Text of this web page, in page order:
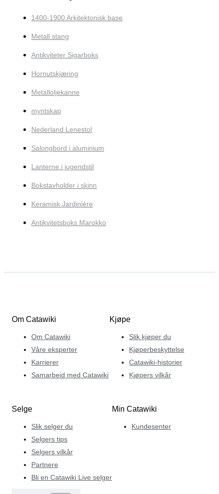
1400-1900 Arkitektonisk base
Metall stang
Antikviteter Sigarboks
Hornutskjæring
Metalloljekanne
myntskap
Nederland Lenestol
Salongbord i aluminium
Lanterne i jugendstil
Bokstavholder i skinn
Keramisk Jardinière
Antikvitetsboks Marokko
Om Catawiki
Om Catawiki
Våre eksperter
Karrierer
Samarbeid med Catawiki
Kjøpe
Slik kjøper du
Kjøperbeskyttelse
Catawiki-historier
Kjøpers vilkår
Selge
Slik selger du
Selgers tips
Selgers vilkår
Partnere
Bli en Catawiki Live selger
Min Catawiki
Kundesenter